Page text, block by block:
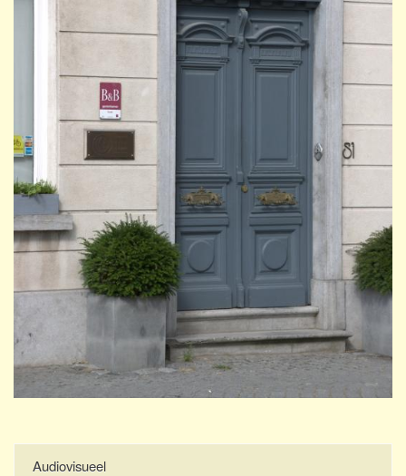
Audiovisueel